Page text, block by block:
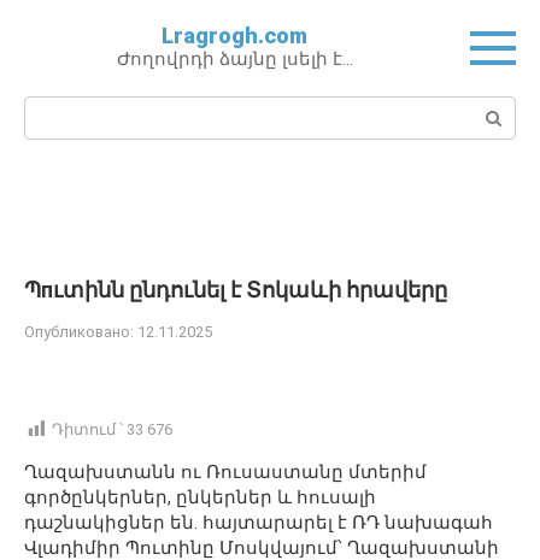
Lragrogh.com
Ժողովրդի ձայնը լսելի է…
Поиск:
Պпւտինն ընդունել է Տոկաևի հրավերը
Опубликовано: 12.11.2025
Դիտում ՝ 33 676
Ղազախստանն ու Ռուսաստանը մտերիմ
գործընկերներ, ընկերներ և հուսալի
դաշնակիցներ են. հայտարարել է ՌԴ նախագահ
Վլադիմիր Պուտինը Մոսկվայում՝ Ղազախստանի